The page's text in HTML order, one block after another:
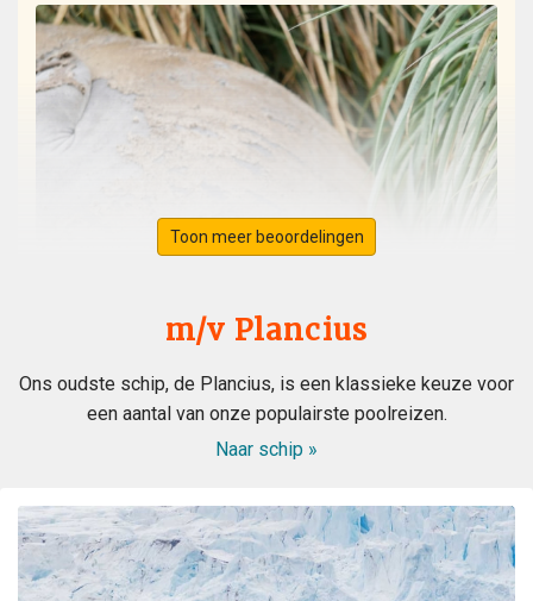
Toon meer beoordelingen
m/v Plancius
Ons oudste schip, de Plancius, is een klassieke keuze voor
een aantal van onze populairste poolreizen.
Naar schip »